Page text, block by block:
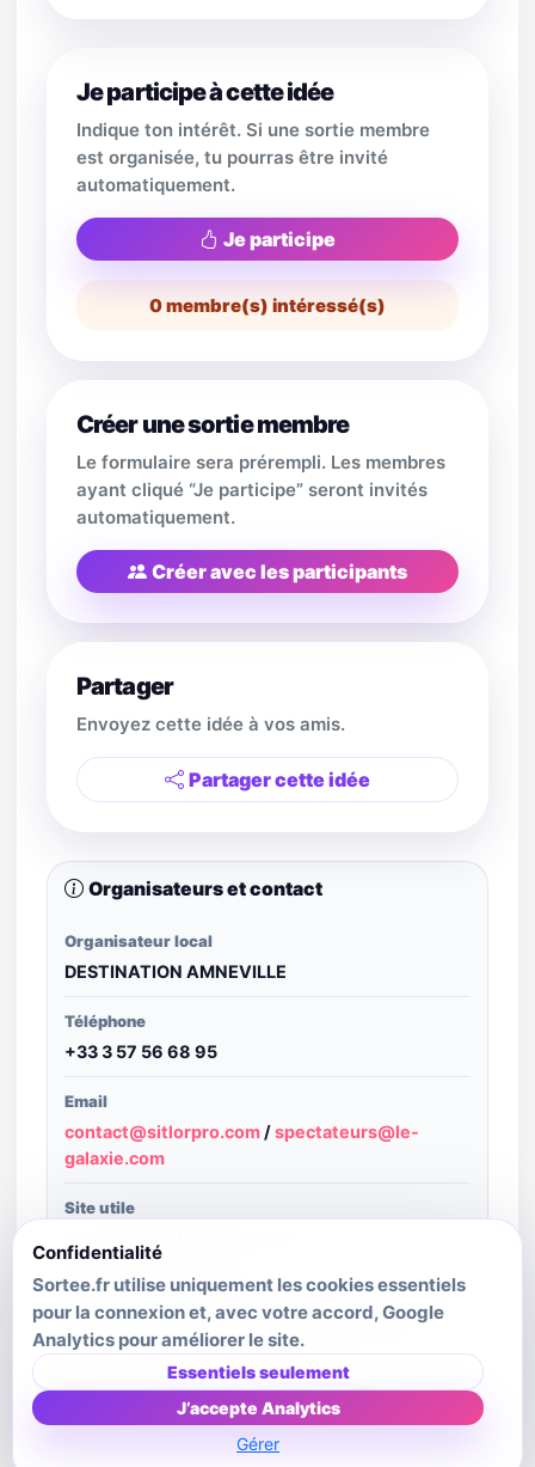
Je participe à cette idée
Indique ton intérêt. Si une sortie membre
est organisée, tu pourras être invité
automatiquement.
Je participe
0membre(s) intéressé(s)
Créer une sortie membre
Le formulaire sera prérempli. Les membres
ayant cliqué “Je participe” seront invités
automatiquement.
Créer avec les participants
Partager
Envoyez cette idée à vos amis.
Partager cette idée
Organisateurs et contact
Organisateur local
DESTINATION AMNEVILLE
Téléphone
+33 3 57 56 68 95
Email
contact@sitlorpro.com /spectateurs@le-
galaxie.com
Site utile
Structure publiante
Système d'information touristique Lorrain
Dernière mise à jour source
2026-01-01T00:00:00.000Z
Confidentialité
Sortee.fr utilise uniquement les cookies essentiels
pour la connexion et, avec votre accord, Google
Analytics pour améliorer le site.
Essentiels seulement
J’accepte Analytics
Gérer